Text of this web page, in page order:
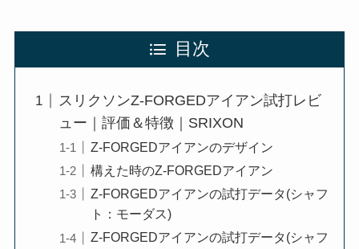
目次
スリクソンZ-FORGEDアイアン試打レビ
ュー｜評価＆特徴｜SRIXON
Z-FORGEDアイアンのデザイン
構えた時のZ-FORGEDアイアン
Z-FORGEDアイアンの試打データ(シャフ
ト：モーダス)
Z-FORGEDアイアンの試打データ(シャフ